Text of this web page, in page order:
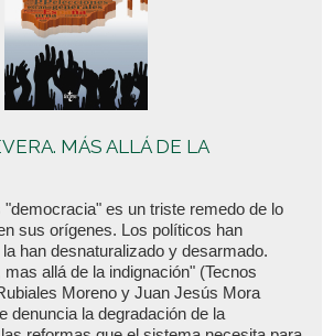
MÁS ALLÁ DE LA
es un triste remedo de lo
sus orígenes. Los políticos han
han desnaturalizado y desarmado.
allá de la indignación" (Tecnos
Moreno y Juan Jesús Mora
denuncia la degradación de la